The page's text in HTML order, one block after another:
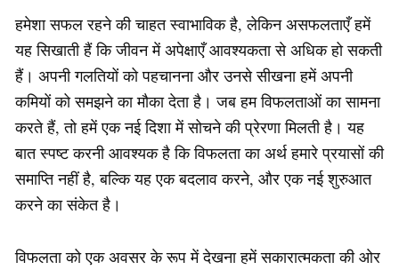
हमेशा सफल रहने की चाहत स्वाभाविक है, लेकिन असफलताएँ हमें
यह सिखाती हैं कि जीवन में अपेक्षाएँ आवश्यकता से अधिक हो सकती
हैं। अपनी गलतियों को पहचानना और उनसे सीखना हमें अपनी
कमियों को समझने का मौका देता है। जब हम विफलताओं का सामना
करते हैं, तो हमें एक नई दिशा में सोचने की प्रेरणा मिलती है। यह
बात स्पष्ट करनी आवश्यक है कि विफलता का अर्थ हमारे प्रयासों की
समाप्ति नहीं है, बल्कि यह एक बदलाव करने, और एक नई शुरुआत
करने का संकेत है।
विफलता को एक अवसर के रूप में देखना हमें सकारात्मकता की ओर